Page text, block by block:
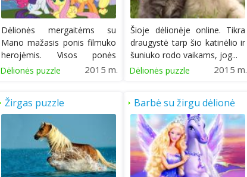
Dėlionės mergaitėms su
Mano mažasis ponis filmuko
herojėmis. Visos ponės
susirinko ir...
Dėlionės puzzle 2015 m.
Šioje dėlionėje online. Tikra
draugystė tarp šio katinėlio ir
šuniuko rodo vaikams, jog...
Dėlionės puzzle
2015 m.
Žirgas puzzle Barbė su žirgu dėlionė